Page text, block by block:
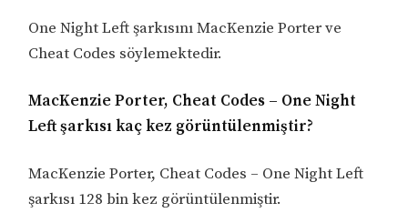
One Night Left şarkısını MacKenzie Porter ve
Cheat Codes söylemektedir.
MacKenzie Porter, Cheat Codes – One Night
Left şarkısı kaç kez görüntülenmiştir?
MacKenzie Porter, Cheat Codes – One Night Left
şarkısı 128 bin kez görüntülenmiştir.